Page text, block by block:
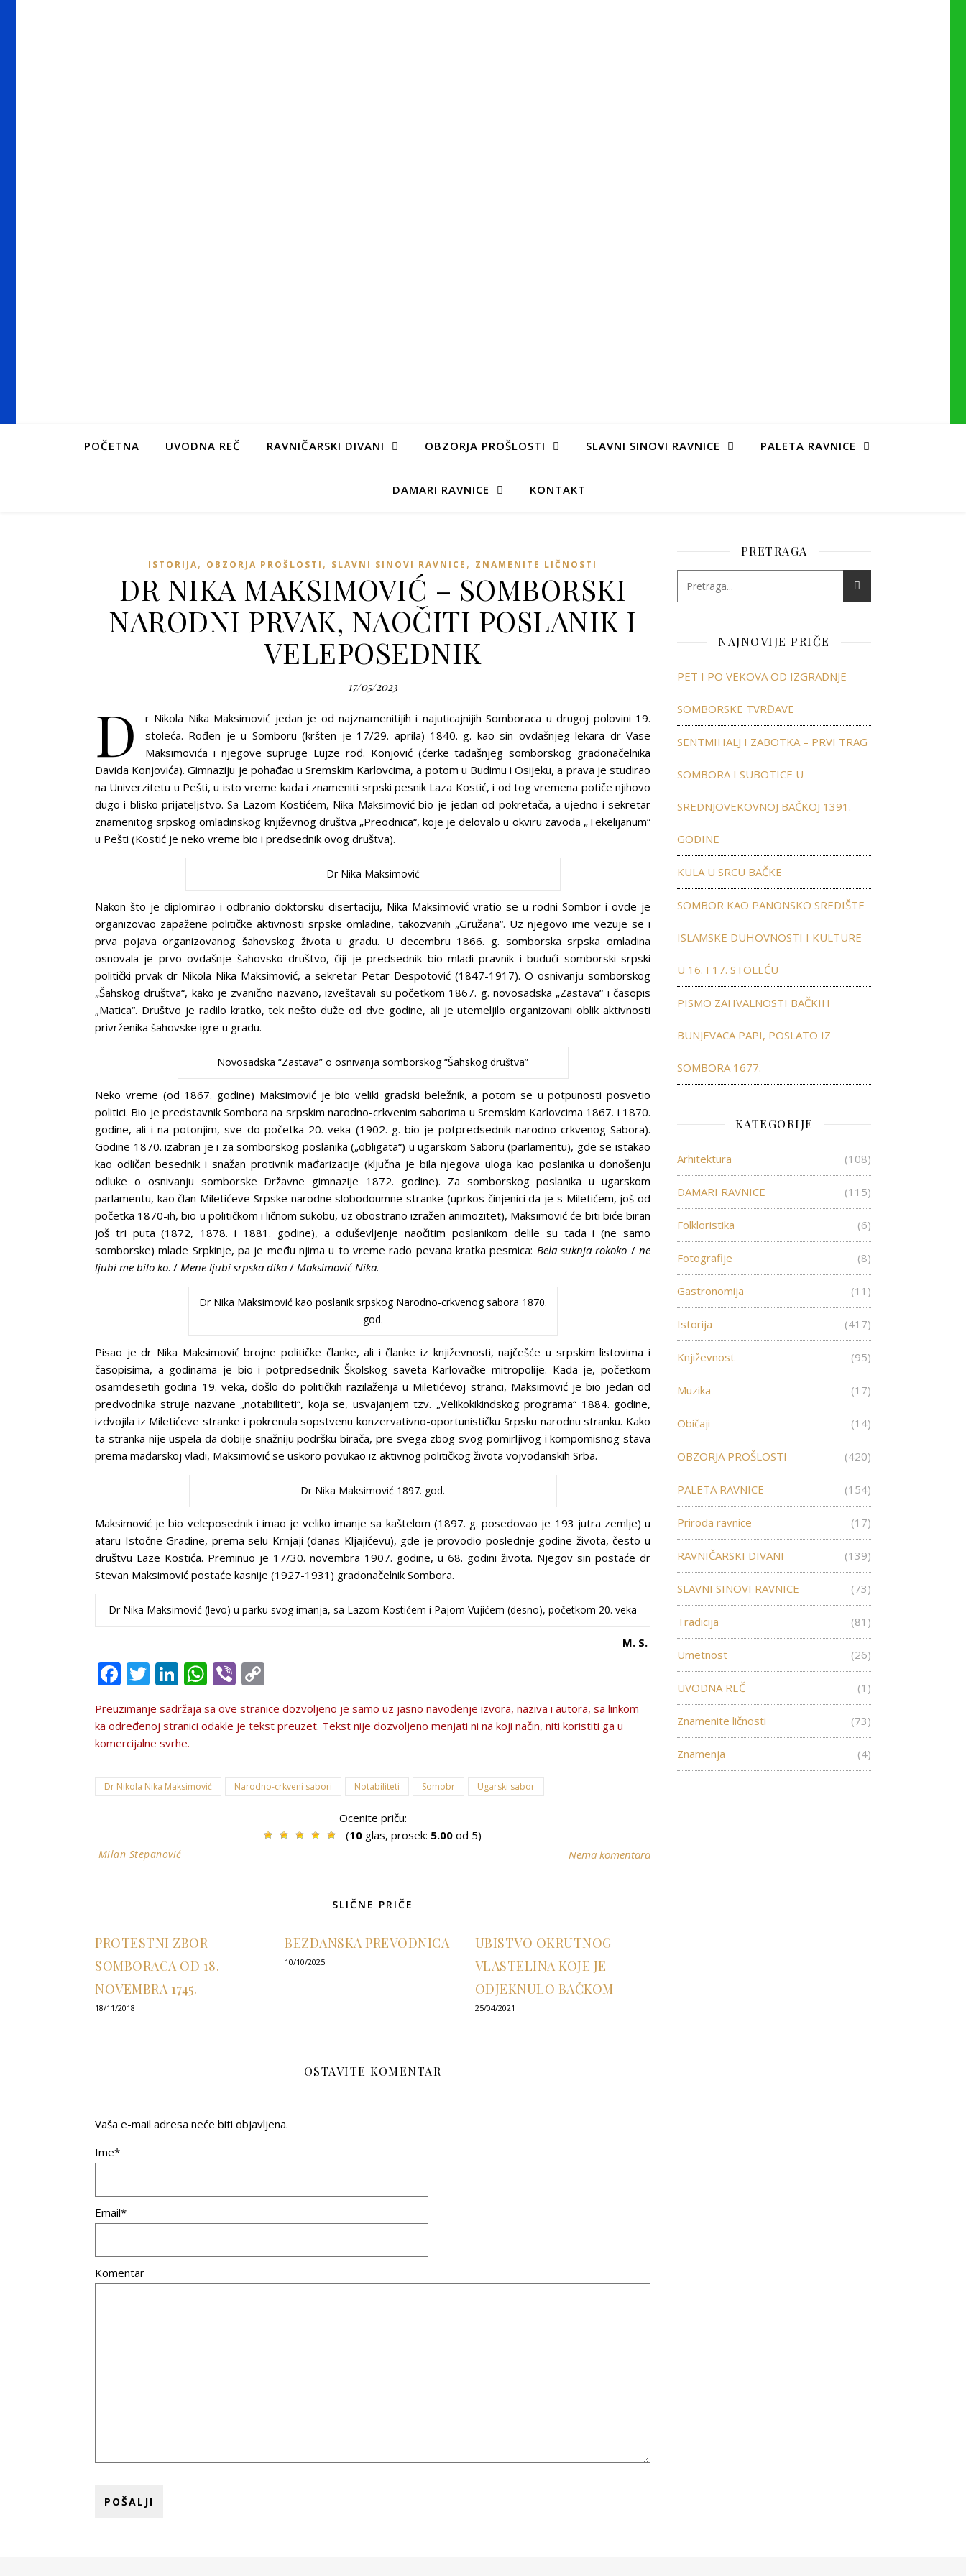
POČETNA UVODNA REČ RAVNIČARSKI DIVANI OBZORJA PROŠLOSTI SLAVNI SINOVI RAVNICE PALETA RAVNICE
DAMARI RAVNICE KONTAKT
ISTORIJA, OBZORJA PROŠLOSTI , SLAVNI SINOVI RAVNICE , ZNAMENITE LIČNOSTI
DR NIKA MAKSIMOVIĆ – SOMBORSKI
NARODNI PRVAK, NAOČITI POSLANIK I
VELEPOSEDNIK
17/05/2023
D
r Nikola Nika Maksimović jedan je od najznamenitijih i najuticajnijih Somboraca u drugoj polovini 19.
stoleća. Rođen је u Somboru (kršten je 17/29. aprila) 1840. g. kao sin ovdašnjeg lekara dr Vase
Maksimovića i njegove supruge Lujze rođ. Konjović (ćerke tadašnjeg somborskog gradonačelnika
Davida Konjovića). Gimnaziju je pohađao u Sremskim Karlovcima, a potom u Budimu i Osijeku, a prava je studirao
na Univerzitetu u Pešti, u isto vreme kada i znameniti srpski pesnik Laza Kostić, i od tog vremena potiče njihovo
dugo i blisko prijateljstvo. Sa Lazom Kostićem, Nika Maksimović bio je jedan od pokretača, a ujedno i sekretar
znamenitog srpskog omladinskog književnog društva „Preodnica“, koje je delovalo u okviru zavoda „Tekelijanum“
u Pešti (Kostić je neko vreme bio i predsednik ovog društva).
Dr Nika Maksimović
Nakon što je diplomirao i odbranio doktorsku disertaciju, Nika Maksimović vratio se u rodni Sombor i ovde je
organizovao zapažene političke aktivnosti srpske omladine, takozvanih „Gružana“. Uz njegovo ime vezuje se i
prva pojava organizovanog šahovskog života u gradu. U decembru 1866. g. somborska srpska omladina
osnovala je prvo ovdašnje šahovsko društvo, čiji je predsednik bio mladi pravnik i budući somborski srpski
politički prvak dr Nikola Nika Maksimović, a sekretar Petar Despotović (1847-1917). O osnivanju somborskog
„Šahskog društva“, kako je zvanično nazvano, izveštavali su početkom 1867. g. novosadska „Zastava“ i časopis
„Matica“. Društvo je radilo kratko, tek nešto duže od dve godine, ali je utemeljilo organizovani oblik aktivnosti
privrženika šahovske igre u gradu.
Novosadska “Zastava” o osnivanja somborskog “Šahskog društva”
Neko vreme (od 1867. godine) Maksimović je bio veliki gradski beležnik, a potom se u potpunosti posvetio
politici. Bio je predstavnik Sombora na srpskim narodno-crkvenim saborima u Sremskim Karlovcima 1867. i 1870.
godine, ali i na potonjim, sve do početka 20. veka (1902. g. bio je potpredsednik narodno-crkvenog Sabora).
Godine 1870. izabran je i za somborskog poslanika („obligata“) u ugarskom Saboru (parlamentu), gde se istakao
kao odličan besednik i snažan protivnik mađarizacije (ključna je bila njegova uloga kao poslanika u donošenju
odluke o osnivanju somborske Državne gimnazije 1872. godine). Za somborskog poslanika u ugarskom
parlamentu, kao član Miletićeve Srpske narodne slobodoumne stranke (uprkos činjenici da je s Miletićem, još od
početka 1870-ih, bio u političkom i ličnom sukobu, uz obostrano izražen animozitet), Maksimović će biti biće biran
još tri puta (1872, 1878. i 1881. godine), a oduševljenje naočitim poslanikom delile su tada i (ne samo
somborske) mlade Srpkinje, pa je među njima u to vreme rado pevana kratka pesmica: Bela suknja rokoko /ne
ljubi me bilo ko. / Mene ljubi srpska dika / Maksimović Nika.
Dr Nika Maksimović kao poslanik srpskog Narodno-crkvenog sabora 1870.
god.
Pisao je dr Nika Maksimović brojne političke članke, ali i članke iz književnosti, najčešće u srpskim listovima i
časopisima, a godinama je bio i potpredsednik Školskog saveta Karlovačke mitropolije. Kada je, početkom
osamdesetih godina 19. veka, došlo do političkih razilaženja u Miletićevoj stranci, Maksimović je bio jedan od
predvodnika struje nazvane „notabiliteti“, koja se, usvajanjem tzv. „Velikokikindskog programa“ 1884. godine,
izdvojila iz Miletićeve stranke i pokrenula sopstvenu konzervativno-oportunističku Srpsku narodnu stranku. Kako
ta stranka nije uspela da dobije snažniju podršku birača, pre svega zbog svog pomirljivog i kompomisnog stava
prema mađarskoj vladi, Maksimović se uskoro povukao iz aktivnog političkog života vojvođanskih Srba.
Dr Nika Maksimović 1897. god.
Maksimović je bio veleposednik i imao je veliko imanje sa kaštelom (1897. g. posedovao je 193 jutra zemlje) u
ataru Istočne Gradine, prema selu Krnjaji (danas Kljajićevu), gde je provodio poslednje godine života, često u
društvu Laze Kostića. Preminuo je 17/30. novembra 1907. godine, u 68. godini života. Njegov sin postaće dr
Stevan Maksimović postaće kasnije (1927-1931) gradonačelnik Sombora.
Dr Nika Maksimović (levo) u parku svog imanja, sa Lazom Kostićem i Pajom Vujićem (desno), početkom 20. veka
M. S.
Facebook
Twitter
LinkedIn
WhatsApp
Viber
Link
Preuzimanje sadržaja sa ove stranice dozvolјeno je samo uz jasno navođenje izvora, naziva i autora, sa linkom
ka određenoj stranici odakle je tekst preuzet. Tekst nije dozvolјeno menjati ni na koji način, niti koristiti ga u
komercijalne svrhe.
Dr Nikola Nika Maksimović Narodno-crkveni sabori Notabiliteti Somobr Ugarski sabor
Ocenite priču:
(10 glas, prosek: 5.00 od 5)
Milan Stepanović Nema komentara
SLIČNE PRIČE
PROTESTNI ZBOR
SOMBORACA OD 18.
NOVEMBRA 1745.
18/11/2018
BEZDANSKA PREVODNICA
10/10/2025
UBISTVO OKRUTNOG
VLASTELINA KOJE JE
ODJEKNULO BAČKOM
25/04/2021
OSTAVITE KOMENTAR
Vaša e-mail adresa neće biti objavljena.
Ime*
Email*
Komentar
PRETRAGA
NAJNOVIJE PRIČE
PET I PO VEKOVA OD IZGRADNJE
SOMBORSKE TVRĐAVE
SENTMIHALJ I ZABOTKA – PRVI TRAG
SOMBORA I SUBOTICE U
SREDNJOVEKOVNOJ BAČKOJ 1391.
GODINE
KULA U SRCU BAČKE
SOMBOR KAO PANONSKO SREDIŠTE
ISLAMSKE DUHOVNOSTI I KULTURE
U 16. I 17. STOLEĆU
PISMO ZAHVALNOSTI BAČKIH
BUNJEVACA PAPI, POSLATO IZ
SOMBORA 1677.
KATEGORIJE
Arhitektura (108)
DAMARI RAVNICE (115)
Folkloristika (6)
Fotografije (8)
Gastronomija (11)
Istorija (417)
Književnost (95)
Muzika (17)
Običaji (14)
OBZORJA PROŠLOSTI (420)
PALETA RAVNICE (154)
Priroda ravnice (17)
RAVNIČARSKI DIVANI (139)
SLAVNI SINOVI RAVNICE (73)
Tradicija (81)
Umetnost (26)
UVODNA REČ (1)
Znamenite ličnosti (73)
Znamenja (4)